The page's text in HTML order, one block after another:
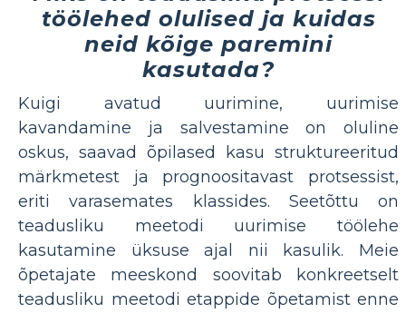
töölehed olulised ja kuidas
neid kõige paremini
kasutada?
Kuigi avatud uurimine, uurimise
kavandamine ja salvestamine on oluline
oskus, saavad õpilased kasu struktureeritud
märkmetest ja prognoositavast protsessist,
eriti varasemates klassides. Seetõttu on
teadusliku meetodi uurimise töölehe
kasutamine üksuse ajal nii kasulik. Meie
õpetajate meeskond soovitab konkreetselt
teadusliku meetodi etappide õpetamist enne